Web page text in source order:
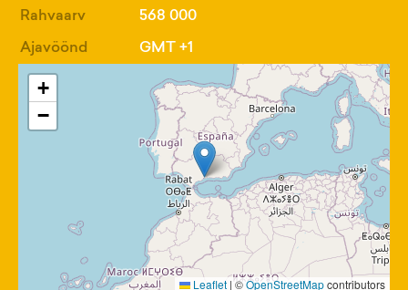
Rahvaarv
568 000
Ajavöönd
GMT +1
+
−
Leaflet |©OpenStreetMapcontributors